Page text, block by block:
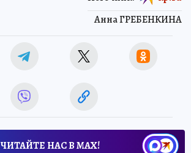
Анна ГРЕБЕНКИНА
ЧИТАЙТЕ НАС В МАХ!